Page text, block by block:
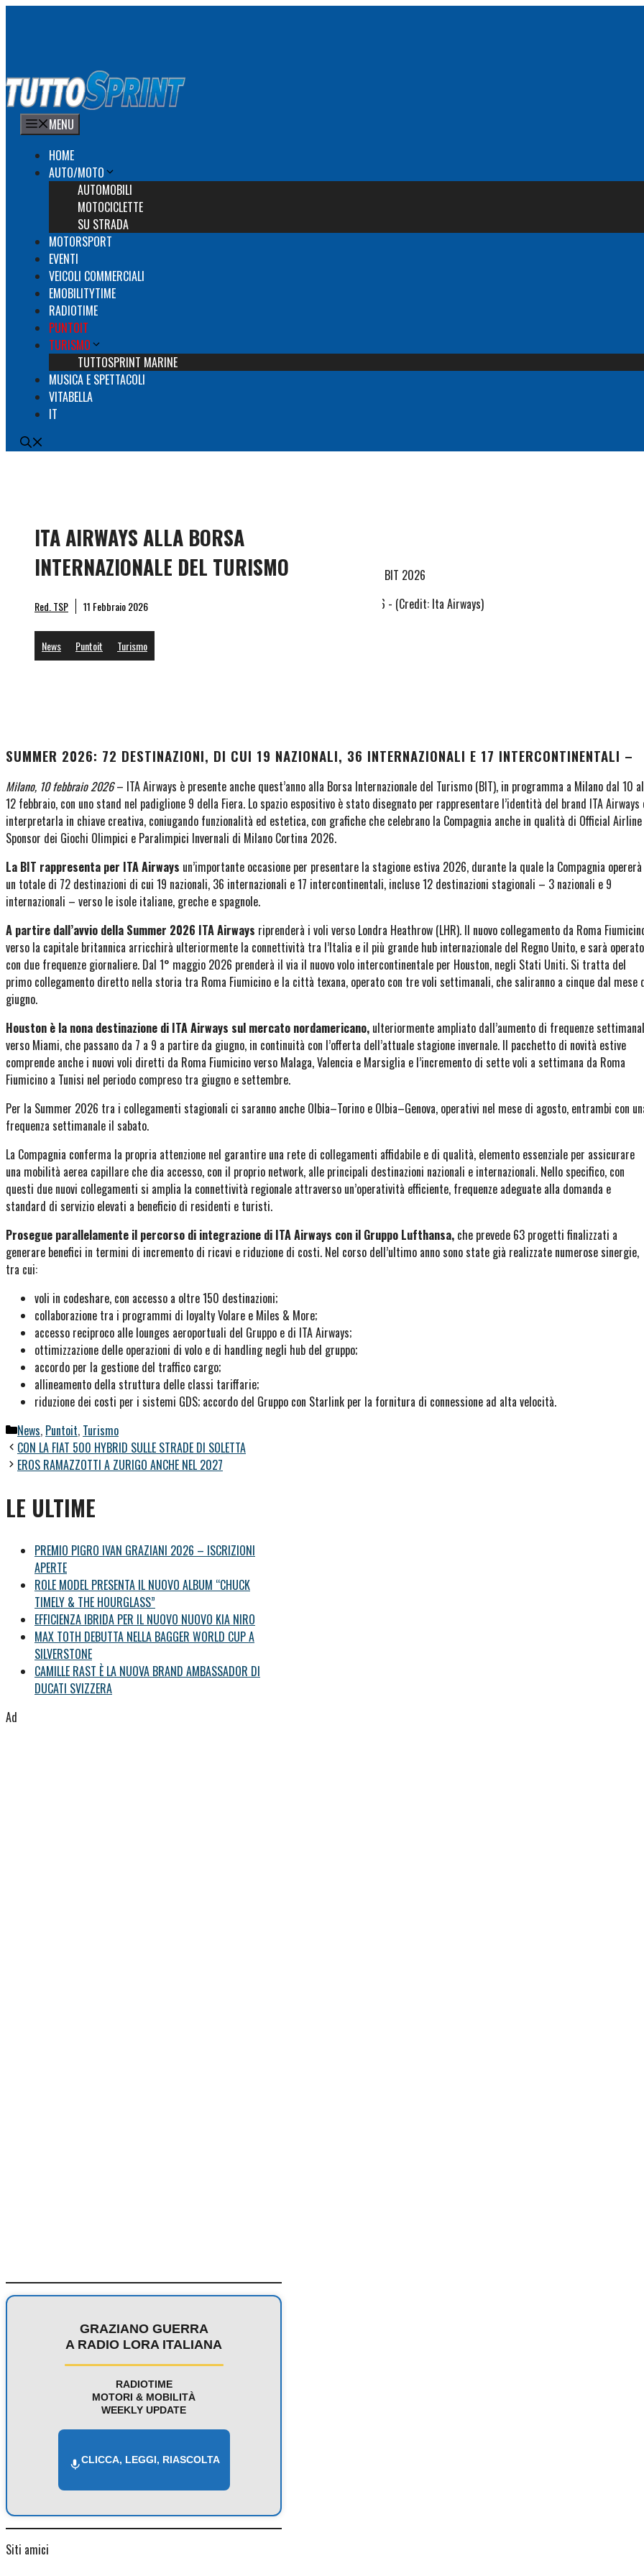
MENU
HOME
AUTO/MOTO
AUTOMOBILI
MOTOCICLETTE
SU STRADA
MOTORSPORT
EVENTI
VEICOLI COMMERCIALI
EMOBILITYTIME
RADIOTIME
PUNTOIT
TURISMO
TUTTOSPRINT MARINE
MUSICA E SPETTACOLI
VITABELLA
IT
ITA AIRWAYS ALLA BORSA
INTERNAZIONALE DEL TURISMO
Red. TSP 11 Febbraio 2026
News Puntoit Turismo
Ita Airways BIT 2026 - (Credit: Ita Airways)
SUMMER 2026: 72 DESTINAZIONI, DI CUI 19 NAZIONALI, 36 INTERNAZIONALI E 17 INTERCONTINENTALI –
Milano, 10 febbraio 2026– ITA Airways è presente anche quest’anno alla Borsa Internazionale del Turismo (BIT), in programma a Milano dal 10 al
12 febbraio, con uno stand nel padiglione 9 della Fiera. Lo spazio espositivo è stato disegnato per rappresentare l’identità del brand ITA Airways
interpretarla in chiave creativa, coniugando funzionalità ed estetica, con grafiche che celebrano la Compagnia anche in qualità di Official Airline
Sponsor dei Giochi Olimpici e Paralimpici Invernali di Milano Cortina 2026.
La BIT rappresenta per ITA Airways un’importante occasione per presentare la stagione estiva 2026, durante la quale la Compagnia opererà
un totale di 72 destinazioni di cui 19 nazionali, 36 internazionali e 17 intercontinentali, incluse 12 destinazioni stagionali – 3 nazionali e 9
internazionali – verso le isole italiane, greche e spagnole.
A partire dall’avvio della Summer 2026 ITA Airways riprenderà i voli verso Londra Heathrow (LHR). Il nuovo collegamento da Roma
verso la capitale britannica arricchirà ulteriormente la connettività tra l’Italia e il più grande hub internazionale del Regno Unito, e sarà operato
con due frequenze giornaliere. Dal 1° maggio 2026 prenderà il via il nuovo volo intercontinentale per Houston, negli Stati Uniti. Si tratta del
primo collegamento diretto nella storia tra Roma Fiumicino e la città texana, operato con tre voli settimanali, che saliranno a cinque dal mese
giugno.
Houston è la nona destinazione di ITA Airways sul mercato nordamericano, ulteriormente ampliato dall’aumento di frequenze
verso Miami, che passano da 7 a 9 a partire da giugno, in continuità con l’offerta dell’attuale stagione invernale. Il pacchetto di novità estive
comprende anche i nuovi voli diretti da Roma Fiumicino verso Malaga, Valencia e Marsiglia e l’incremento di sette voli a settimana da Roma
Fiumicino a Tunisi nel periodo compreso tra giugno e settembre.
Per la Summer 2026 tra i collegamenti stagionali ci saranno anche Olbia–Torino e Olbia–Genova, operativi nel mese di agosto, entrambi con
frequenza settimanale il sabato.
La Compagnia conferma la propria attenzione nel garantire una rete di collegamenti affidabile e di qualità, elemento essenziale per assicurare
una mobilità aerea capillare che dia accesso, con il proprio network, alle principali destinazioni nazionali e internazionali. Nello specifico, con
questi due nuovi collegamenti si amplia la connettività regionale attraverso un’operatività efficiente, frequenze adeguate alla domanda e
standard di servizio elevati a beneficio di residenti e turisti.
Prosegue parallelamente il percorso di integrazione di ITA Airways con il Gruppo Lufthansa, che prevede 63 progetti finalizzati a
generare benefici in termini di incremento di ricavi e riduzione di costi. Nel corso dell’ultimo anno sono state già realizzate numerose sinergie,
tra cui:
voli in codeshare, con accesso a oltre 150 destinazioni;
collaborazione tra i programmi di loyalty Volare e Miles & More;
accesso reciproco alle lounges aeroportuali del Gruppo e di ITA Airways;
ottimizzazione delle operazioni di volo e di handling negli hub del gruppo;
accordo per la gestione del traffico cargo;
allineamento della struttura delle classi tariffarie;
riduzione dei costi per i sistemi GDS; accordo del Gruppo con Starlink per la fornitura di connessione ad alta velocità.
Categorie
News, Puntoit, Turismo
CON LA FIAT 500 HYBRID SULLE STRADE DI SOLETTA
EROS RAMAZZOTTI A ZURIGO ANCHE NEL 2027
LE ULTIME
PREMIO PIGRO IVAN GRAZIANI 2026 – ISCRIZIONI
APERTE
ROLE MODEL PRESENTA IL NUOVO ALBUM “CHUCK
TIMELY & THE HOURGLASS”
EFFICIENZA IBRIDA PER IL NUOVO NUOVO KIA NIRO
MAX TOTH DEBUTTA NELLA BAGGER WORLD CUP A
SILVERSTONE
CAMILLE RAST È LA NUOVA BRAND AMBASSADOR DI
DUCATI SVIZZERA
Ad
GRAZIANO GUERRA
A RADIO LORA ITALIANA
RADIOTIME
MOTORI & MOBILITÀ
WEEKLY UPDATE
CLICCA, LEGGI, RIASCOLTA
Siti amici